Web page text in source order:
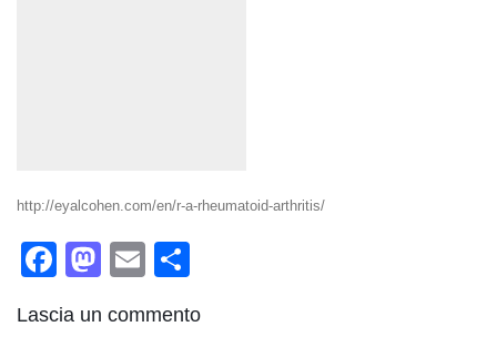
http://eyalcohen.com/en/r-a-rheumatoid-arthritis/
Facebook
Mastodon
Email
Lascia un commento